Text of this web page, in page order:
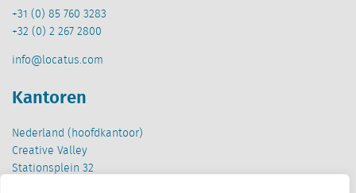
+31 (0) 85 760 3283
+32 (0) 2 267 2800
info@locatus.com
Kantoren
Nederland (hoofdkantoor)
Creative Valley
Stationsplein 32